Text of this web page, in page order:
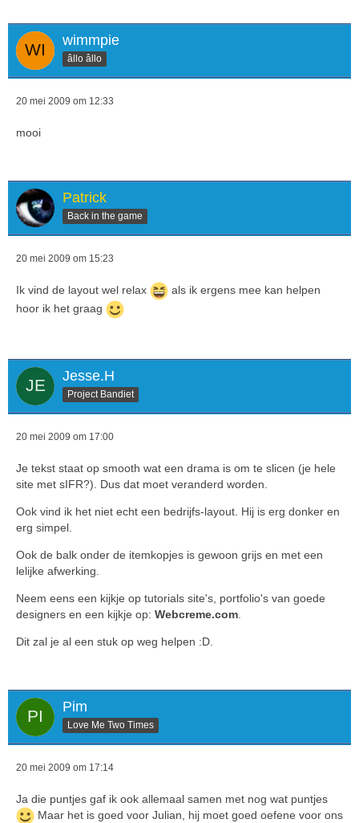
wimmpie
âllo âllo
20 mei 2009 om 12:33
mooi
Patrick
Back in the game
20 mei 2009 om 15:23
Ik vind de layout wel relax
als ik ergens mee kan helpen
hoor ik het graag
Jesse.H
Project Bandiet
20 mei 2009 om 17:00
Je tekst staat op smooth wat een drama is om te slicen (je hele
site met sIFR?). Dus dat moet veranderd worden.
Ook vind ik het niet echt een bedrijfs-layout. Hij is erg donker en
erg simpel.
Ook de balk onder de itemkopjes is gewoon grijs en met een
lelijke afwerking.
Neem eens een kijkje op tutorials site's, portfolio's van goede
designers en een kijkje op: Webcreme.com
Dit zal je al een stuk op weg helpen :D.
Pim
Love Me Two Times
20 mei 2009 om 17:14
Ja die puntjes gaf ik ook allemaal samen met nog wat puntjes
Maar het is goed voor Julian, hij moet goed oefene voor ons